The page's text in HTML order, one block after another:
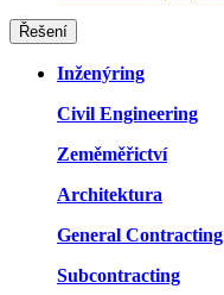
Řešení
Inženýring
Civil Engineering
Zeměměřictví
Architektura
General Contracting
Subcontracting